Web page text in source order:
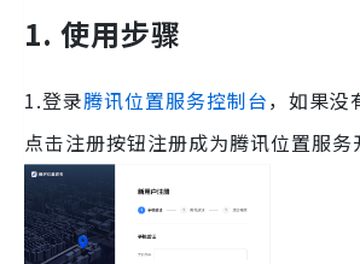
1. 使用步骤
1.登录腾讯位置服务控制台，如果没
点击注册按钮注册成为腾讯位置服务